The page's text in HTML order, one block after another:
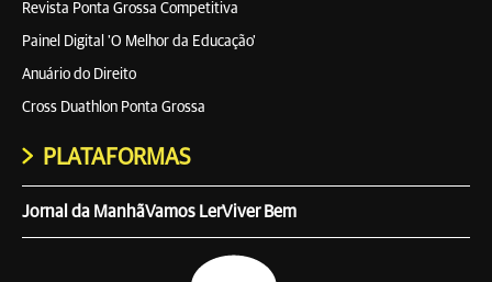
Revista Ponta Grossa Competitiva
Painel Digital 'O Melhor da Educação'
Anuário do Direito
Cross Duathlon Ponta Grossa
PLATAFORMAS
Jornal da ManhãVamos LerViver Bem